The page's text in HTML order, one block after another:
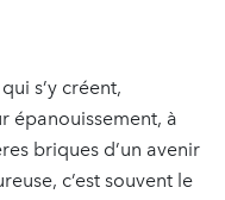
s’y créent,
épanouissement, à
briques d’un avenir
c’est souvent le